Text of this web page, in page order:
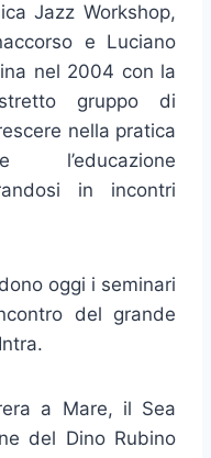
Jazz Workshop,
e Luciano
nel 2004 con la
gruppo di
nella pratica
in incontri
oggi i seminari
del grande
a Mare, il Sea
del Dino Rubino